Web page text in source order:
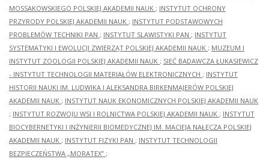
MOSSAKOWSKIEGO POLSKIEJ AKADEMII NAUK ; INSTYTUT OCHRONY
PRZYRODY POLSKIEJ AKADEMII NAUK ; INSTYTUT PODSTAWOWYCH
PROBLEMÓW TECHNIKI PAN ; INSTYTUT SLAWISTYKI PAN ; INSTYTUT
SYSTEMATYKI I EWOLUCJI ZWIERZĄT POLSKIEJ AKADEMII NAUK ; MUZEUM I
INSTYTUT ZOOLOGII POLSKIEJ AKADEMII NAUK ; SIEĆ BADAWCZA ŁUKASIEWICZ
- INSTYTUT TECHNOLOGII MATERIAŁÓW ELEKTRONICZNYCH ; INSTYTUT
HISTORII NAUKI IM. LUDWIKA I ALEKSANDRA BIRKENMAJERÓW POLSKIEJ
AKADEMII NAUK ; INSTYTUT NAUK EKONOMICZNYCH POLSKIEJ AKADEMII NAUK
; INSTYTUT ROZWOJU WSI I ROLNICTWA POLSKIEJ AKADEMII NAUK ; INSTYTUT
BIOCYBERNETYKI I INŻYNIERII BIOMEDYCZNEJ IM. MACIEJA NAŁĘCZA POLSKIEJ
AKADEMII NAUK ; INSTYTUT FIZYKI PAN ; INSTYTUT TECHNOLOGII
BEZPIECZEŃSTWA „MORATEX” ;